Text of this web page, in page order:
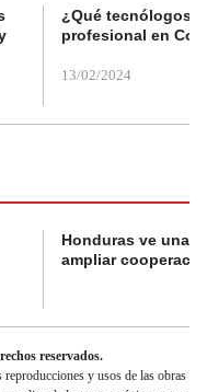
¿Qué tecnólogos
profesional en
13/02/2024
Honduras ve una
ampliar
reservados.
y usos de las obras